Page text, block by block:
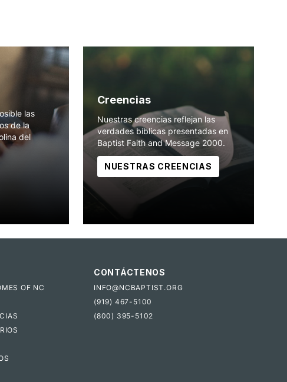
las
de la
del
Creencias
Nuestras creencias reflejan las
verdades bíblicas presentadas en
Baptist Faith and Message 2000.
NUESTRAS CREENCIAS
OF NC
CONTÁCTENOS
INFO@NCBAPTIST.ORG
(919) 467-5100
(800) 395-5102